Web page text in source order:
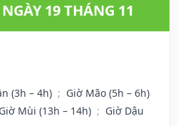
19 THÁNG 11
(3h – 4h) ; Giờ Mão (5h – 6h)
Giờ Mùi (13h – 14h) ; Giờ Dậu